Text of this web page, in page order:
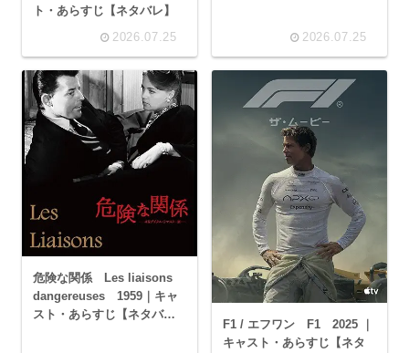
ト・あらすじ【ネタバレ】
2026.07.25
2026.07.25
危険な関係 Les liaisons
dangereuses 1959｜キャ
スト・あらすじ【ネタバ
F1 / エフワン F1 2025 ｜
キャスト・あらすじ【ネタ